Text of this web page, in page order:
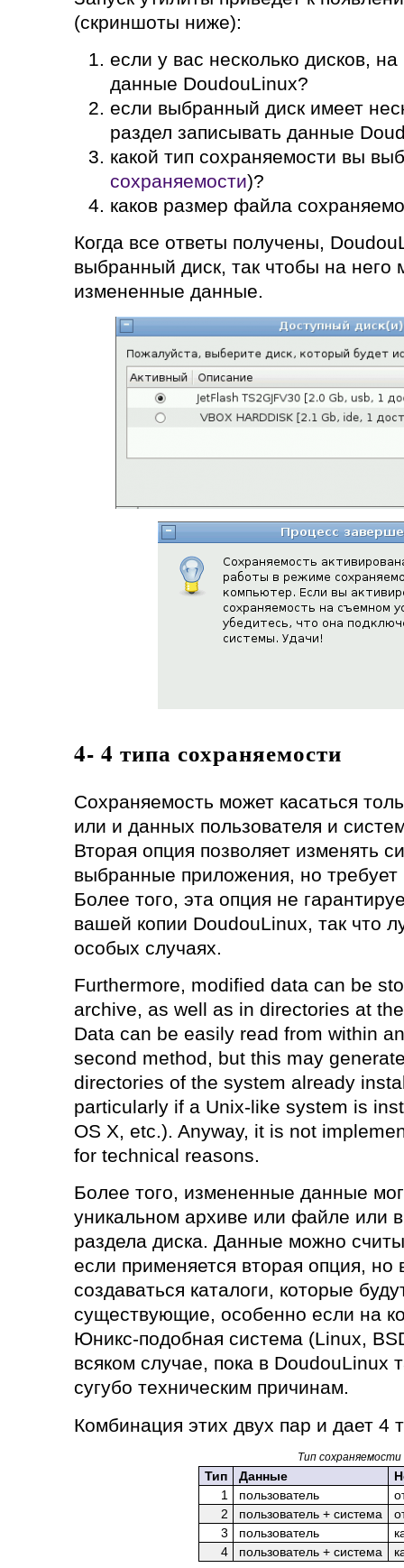
(скриншоты ниже):
если у вас несколько дисков,
данные DoudouLinux?
если выбранный диск имеет
раздел записывать данные
какой тип сохраняемости вы
сохраняемости)?
каков размер файла
Когда все ответы получены,
выбранный диск, так чтобы на него
измененные данные.
4- 4 типа сохраняемости
Сохраняемость может касаться
или и данных пользователя и
Вторая опция позволяет изменять
выбранные приложения, но
Более того, эта опция не
вашей копии DoudouLinux, так что
особых случаях.
Furthermore, modified data can be
archive, as well as in directories at
Data can be easily read from within
second method, but this may
directories of the system already
particularly if a Unix-like system is
OS X, etc.). Anyway, it is not
for technical reasons.
Более того, измененные данные
уникальном архиве или файле или в
раздела диска. Данные можно
если применяется вторая опция, но
создаваться каталоги, которые
существующие, особенно если на
Юникс-подобная система (Linux,
всяком случае, пока в DoudouLinux
сугубо техническим причинам.
Комбинация этих двух пар и дает 4
Тип сохраняемости
Тип Данные
1
пользователь
2
пользователь + система
3
пользователь
4
пользователь + система